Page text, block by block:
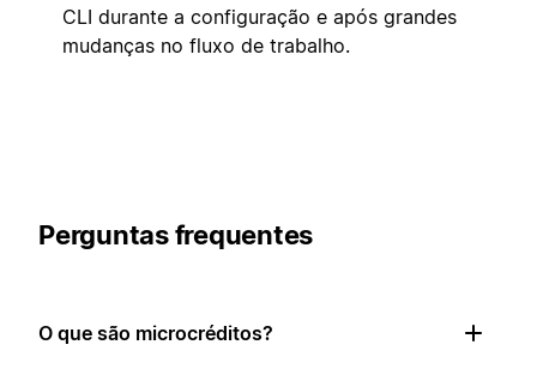
CLI durante a configuração e após grandes
mudanças no fluxo de trabalho.
Perguntas frequentes
O que são microcréditos?